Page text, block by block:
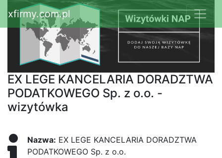
xfirmy.com.pl
EX LEGE KANCELARIA DORADZTWA
PODATKOWEGO Sp. z o.o. -
wizytówka
Nazwa: EX LEGE KANCELARIA DORADZTWA
PODATKOWEGO Sp. z o.o.